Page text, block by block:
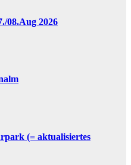
08.Aug 2026
(= aktualisiertes